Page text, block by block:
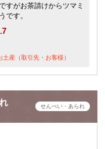
すがお茶請けからツマミ
です。
産（取引先・お客様）
せんべい・あられ